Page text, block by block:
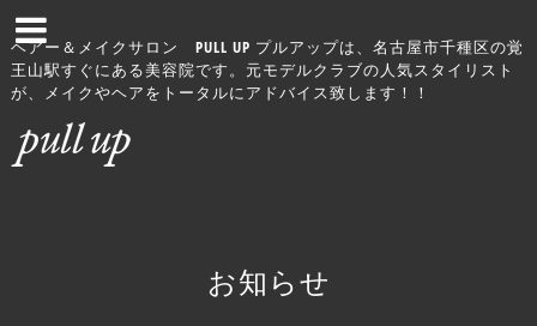
ヘアー＆メイクサロン PULL UP プルアップは、名古屋市千種区の覚
王山駅すぐにある美容院です。元モデルクラブの人気スタイリスト
が、メイクやヘアをトータルにアドバイス致します！！
お知らせ